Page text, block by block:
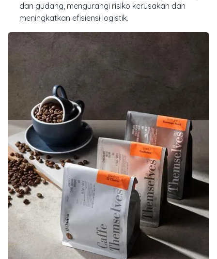
dan gudang, mengurangi risiko kerusakan dan
meningkatkan efisiensi logistik.